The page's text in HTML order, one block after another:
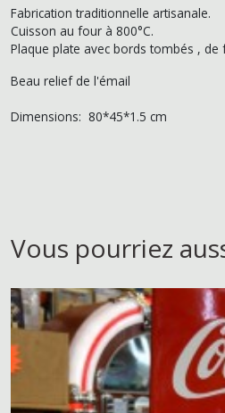
Fabrication traditionnelle artisanale.
Cuisson au four à 800°C.
Plaque plate avec bords tombés , de
Beau relief de l'émail
Dimensions: 80*45*1.5 cm
Vous pourriez